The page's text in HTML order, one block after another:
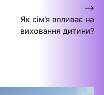
Як сім’я впливає на
виховання дитини?
⟶